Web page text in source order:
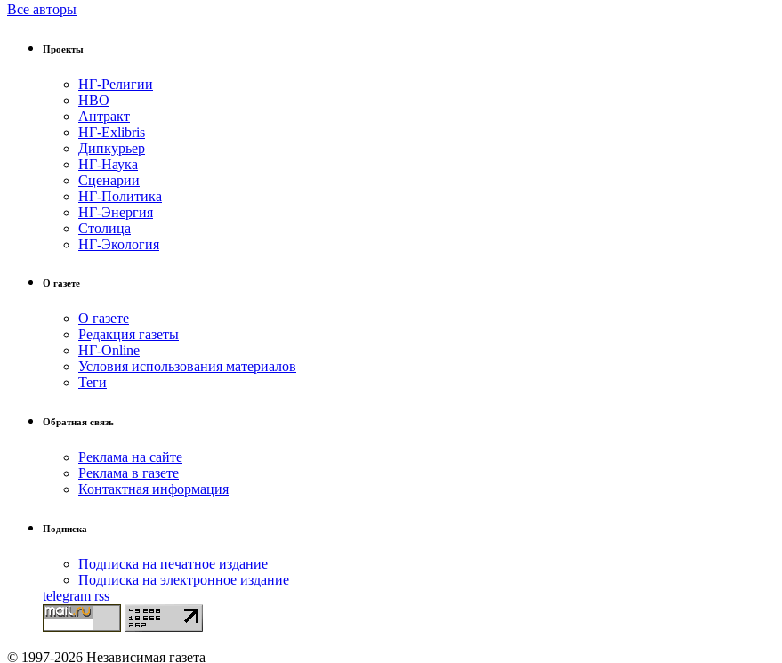
Все авторы
Проекты
НГ-Религии
НВО
Антракт
НГ-Exlibris
Дипкурьер
НГ-Наука
Сценарии
НГ-Политика
НГ-Энергия
Столица
НГ-Экология
О газете
О газете
Редакция газеты
НГ-Online
Условия использования материалов
Теги
Обратная связь
Реклама на сайте
Реклама в газете
Контактная информация
Подписка
Подписка на печатное издание
Подписка на электронное издание
telegram rss
© 1997-2026 Независимая газета